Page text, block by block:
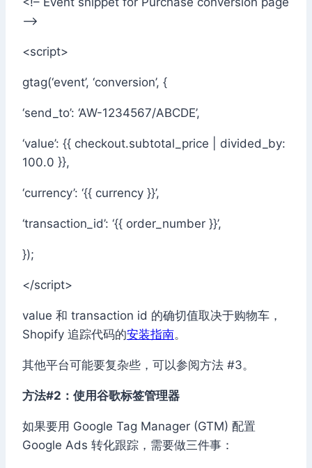
–>
<script>
gtag(‘event’, ‘conversion’, {
‘send_to’: ‘AW-1234567/ABCDE’,
‘value’: {{ checkout.subtotal_price | divided_by:
100.0 }},
‘currency’: ‘{{ currency }}’,
‘transaction_id’: ‘{{ order_number }}’,
});
</script>
value 和 transaction id 的确切值取决于购物车，
Shopify 追踪代码的安装指南。
其他平台可能要复杂些，可以参阅方法 #3。
方法#2：使用谷歌标签管理器
如果要用 Google Tag Manager (GTM) 配置
Google Ads 转化跟踪，需要做三件事：